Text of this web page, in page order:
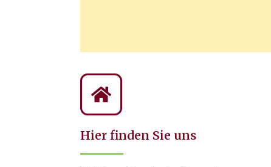
Hier finden Sie uns